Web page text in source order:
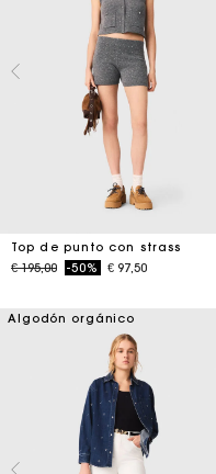
Top de punto con strass
Price reduced from
€ 195,00to-50% € 97,50
Algodón orgánico